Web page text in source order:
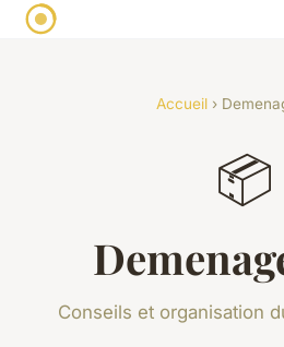
Accueil ›
📦
Conseils et organisation